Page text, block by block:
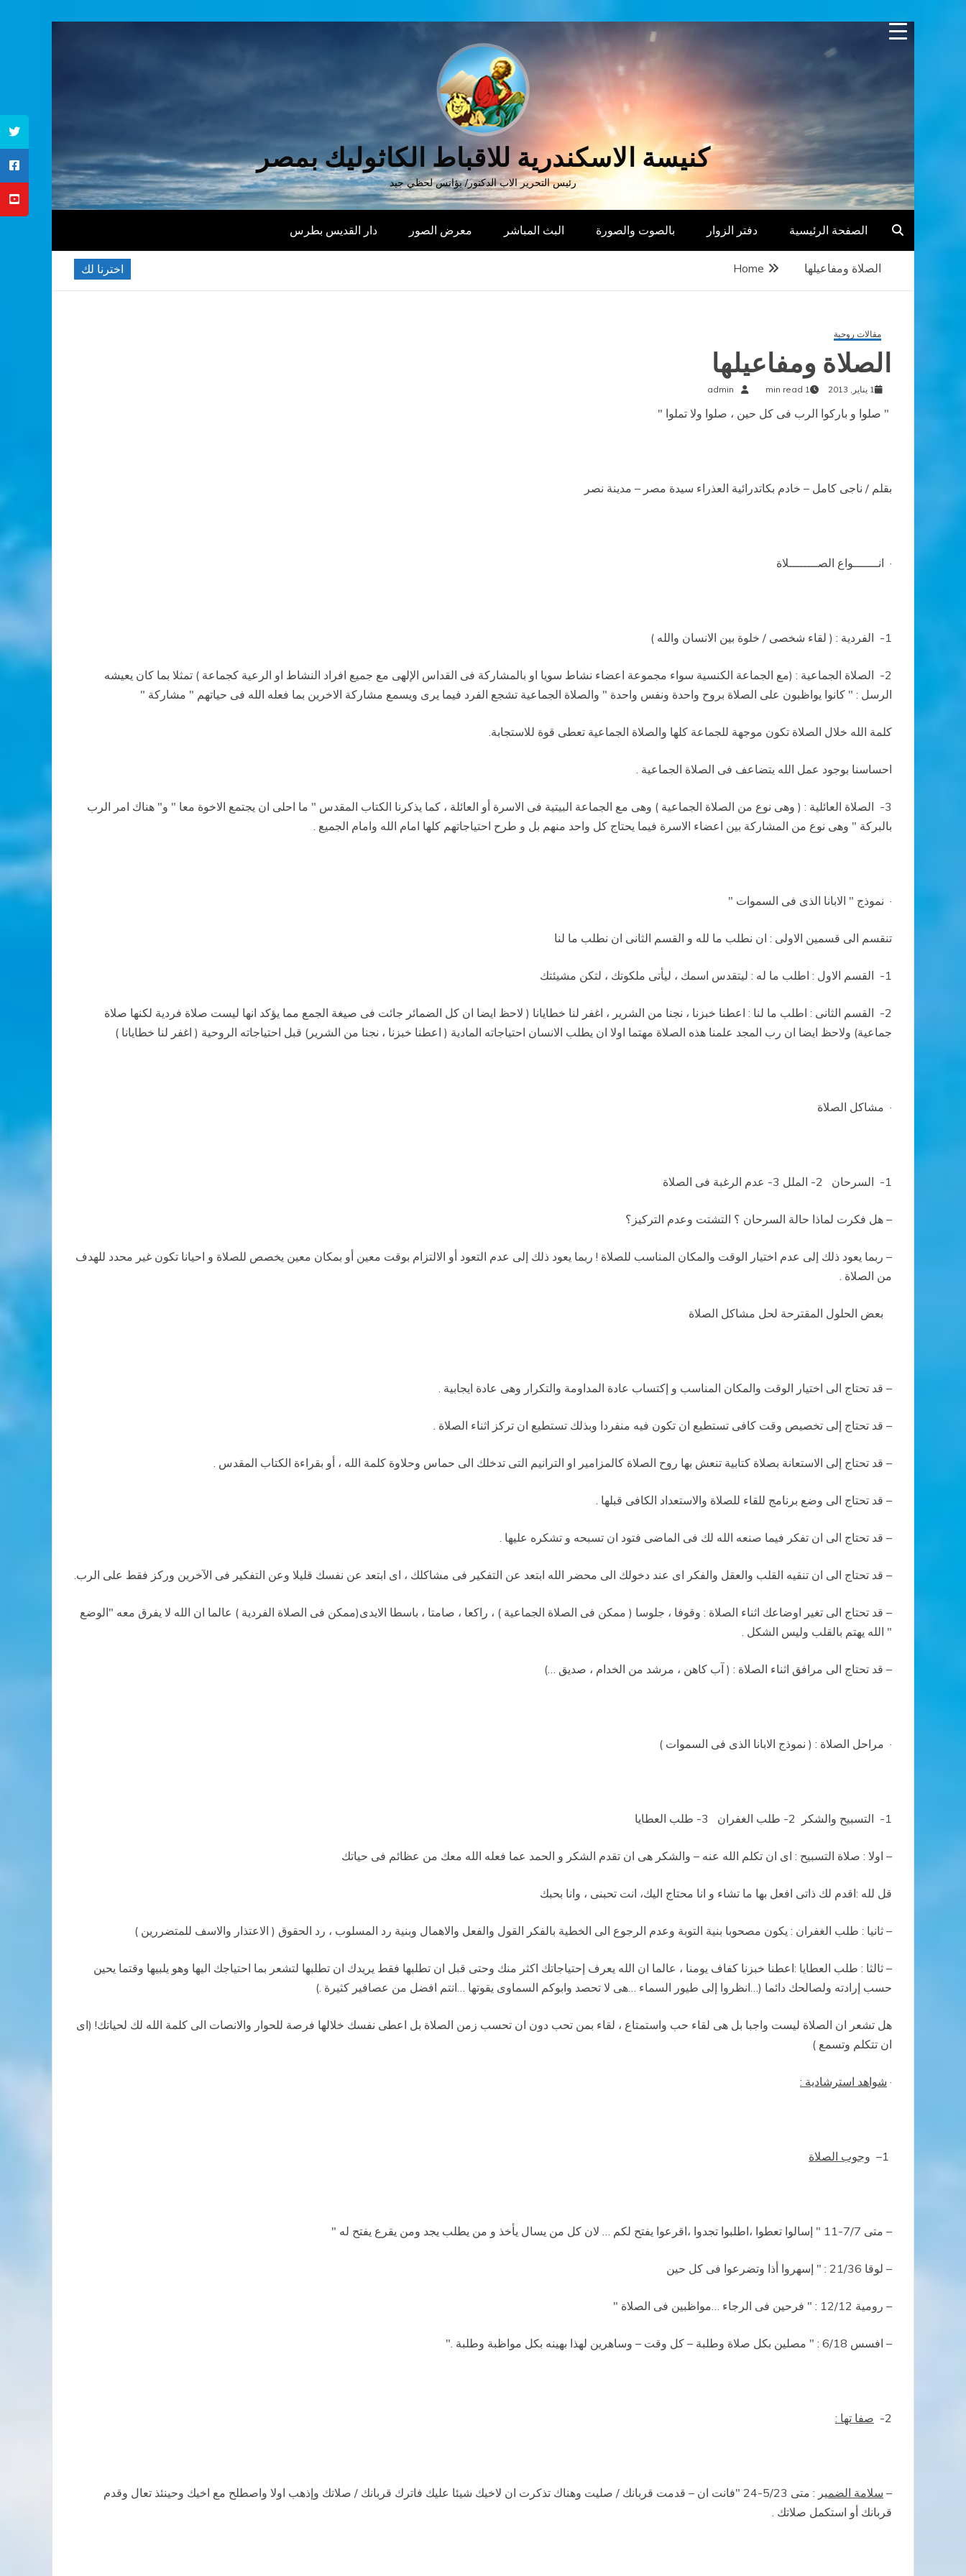
Skip
كنيسة الاسكندرية للاقباط الكاثوليك بمصر
رئيس التحرير الاب الدكتور/ يؤانس لحظي جيد
الصفحة الرئيسية دفتر الزوار بالصوت والصورة البث المباشر معرض الصور دار القديس بطرس
اخترنا لك Home الصلاة ومفاعيلها
مقالات روحية
الصلاة ومفاعيلها
1 يناير, 2013 1 min read
admin
" صلوا و باركوا الرب فى كل حين ، صلوا ولا تملوا "
بقلم / ناجى كامل – خادم بكاتدرائية العذراء سيدة مصر – مدينة نصر
· انـــــــواع الصــــــــلاة
1- الفردية : ( لقاء شخصى / خلوة بين الانسان والله )
2- الصلاة الجماعية : (مع الجماعة الكنسية سواء مجموعة اعضاء نشاط سويا او بالمشاركة فى القداس الإلهى مع جميع افراد النشاط او الرعية كجماعة ) تمثلا بما كان يعيشه
الرسل : " كانوا يواظبون على الصلاة بروح واحدة ونفس واحدة " والصلاة الجماعية تشجع الفرد فيما يرى ويسمع مشاركة الاخرين بما فعله الله فى حياتهم " مشاركة "
كلمة الله خلال الصلاة تكون موجهة للجماعة كلها والصلاة الجماعية تعطى قوة للاستجابة.
احساسنا بوجود عمل الله يتضاعف فى الصلاة الجماعية .
3- الصلاة العائلية : ( وهى نوع من الصلاة الجماعية ) وهى مع الجماعة البيتية فى الاسرة أو العائلة ، كما يذكرنا الكتاب المقدس " ما احلى ان يجتمع الاخوة معا " و" هناك امر الرب
بالبركة " وهى نوع من المشاركة بين اعضاء الاسرة فيما يحتاج كل واحد منهم بل و طرح احتياجاتهم كلها امام الله وامام الجميع .
· نموذج " الابانا الذى فى السموات "
تنقسم الى قسمين الاولى : ان نطلب ما لله و القسم الثانى ان نطلب ما لنا
1- القسم الاول : اطلب ما له : ليتقدس اسمك ، ليأتى ملكوتك ، لتكن مشيئتك
2- القسم الثانى : اطلب ما لنا : اعطنا خبزنا ، نجنا من الشرير ، اغفر لنا خطايانا ( لاحظ ايضا ان كل الضمائر جائت فى صيغة الجمع مما يؤكد انها ليست صلاة فردية لكنها صلاة
جماعية) ولاحظ ايضا ان رب المجد علمنا هذه الصلاة مهتما اولا ان يطلب الانسان احتياجاته المادية ( اعطنا خبزنا ، نجنا من الشرير) قبل احتياجاته الروحية ( اغفر لنا خطايانا )
· مشاكل الصلاة
1- السرحان 2- الملل 3- عدم الرغبة فى الصلاة
– هل فكرت لماذا حالة السرحان ؟ التشتت وعدم التركيز؟
– ربما يعود ذلك إلى عدم اختيار الوقت والمكان المناسب للصلاة ! ربما يعود ذلك إلى عدم التعود أو الالتزام بوقت معين أو بمكان معين يخصص للصلاة و احيانا تكون غير محدد للهدف
من الصلاة .
بعض الحلول المقترحة لحل مشاكل الصلاة
– قد تحتاج الى اختيار الوقت والمكان المناسب و إكتساب عادة المداومة والتكرار وهى عادة ايجابية .
– قد تحتاج إلى تخصيص وقت كافى تستطيع ان تكون فيه منفردا وبذلك تستطيع ان تركز اثناء الصلاة .
– قد تحتاج إلى الاستعانة بصلاة كتابية تنعش بها روح الصلاة كالمزامير او الترانيم التى تدخلك الى حماس وحلاوة كلمة الله ، أو بقراءة الكتاب المقدس .
– قد تحتاج الى وضع برنامج للقاء للصلاة والاستعداد الكافى قبلها .
– قد تحتاج الى ان تفكر فيما صنعه الله لك فى الماضى فتود ان تسبحه و تشكره عليها .
– قد تحتاج الى ان تنقيه القلب والعقل والفكر اى عند دخولك الى محضر الله ابتعد عن التفكير فى مشاكلك ، اى ابتعد عن نفسك قليلا وعن التفكير فى الآخرين وركز فقط على الرب.
– قد تحتاج الى تغير اوضاعك اثناء الصلاة : وقوفا ، جلوسا ( ممكن فى الصلاة الجماعية ) ، راكعا ، صامتا ، باسطا الايدى(ممكن فى الصلاة الفردية ) عالما ان الله لا يفرق معه "الوضع
" الله يهتم بالقلب وليس الشكل .
– قد تحتاج الى مرافق اثناء الصلاة : ( آب كاهن ، مرشد من الخدام ، صديق …)
· مراحل الصلاة : ( نموذج الابانا الذى فى السموات )
1- التسبيح والشكر 2- طلب الغفران 3- طلب العطايا
– اولا : صلاة التسبيح : اى ان تكلم الله عنه – والشكر هى ان تقدم الشكر و الحمد عما فعله الله معك من عظائم فى حياتك
قل لله :اقدم لك ذاتى افعل بها ما تشاء و انا محتاج اليك، انت تحبنى ، وانا بحبك
– ثانيا : طلب الغفران : يكون مصحوبا بنية التوبة وعدم الرجوع الى الخطية بالفكر القول والفعل والاهمال وبنية رد المسلوب ، رد الحقوق ( الاعتذار والاسف للمتضررين )
– ثالثا : طلب العطايا :اعطنا خبزنا كفاف يومنا ، عالما ان الله يعرف إحتياجاتك اكثر منك وحتى قبل ان تطلبها فقط يريدك ان تطلبها لتشعر بما احتياجك اليها وهو يلبيها وقتما يحين
حسب إرادته ولصالحك دائما (…انظروا إلى طيور السماء …هى لا تحصد وابوكم السماوى يقوتها …انتم افضل من عصافير كثيرة .)
هل تشعر ان الصلاة ليست واجبا بل هى لقاء حب واستمتاع ، لقاء بمن تحب دون ان تحسب زمن الصلاة بل اعطى نفسك خلالها فرصة للحوار والانصات الى كلمة الله لك لحياتك! (اى
ان تتكلم وتسمع )
· شواهد استرشادية :
– وجوب الصلاة
– متى 7/7-11 " إسالوا تعطوا ،اطلبوا تجدوا ،اقرعوا يفتح لكم … لان كل من يسال يأخذ و من يطلب يجد ومن يقرع يفتح له "
– لوقا 21/36 : " إسهروا أذا وتضرعوا فى كل حين
– رومية 12/12 : " فرحين فى الرجاء …مواظبين فى الصلاة "
– افسس 6/18 : " مصلين بكل صلاة وطلبة – كل وقت – وساهرين لهذا بهينه بكل مواظبة وطلبة ."
2- صفا تها :
– سلامة الضمير
: متى 5/23-24 "فانت ان – قدمت قربانك / صليت وهناك تذكرت ان لاخيك شيئا عليك فاترك قربانك / صلاتك وإذهب اولا واصطلح مع اخيك وحينئذ تعال وقدم
قربانك أو استكمل صلاتك .